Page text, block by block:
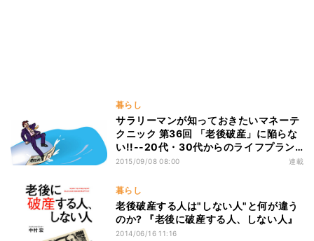
暮らし
サラリーマンが知っておきたいマネーテ
クニック 第36回 「老後破産」に陥らな
い!!--20代・30代からのライフプラン
の考え方(1)
2015/09/08 08:00 連載
暮らし
老後破産する人は"しない人"と何が違う
のか? 『老後に破産する人、しない人』
2014/06/16 11:16